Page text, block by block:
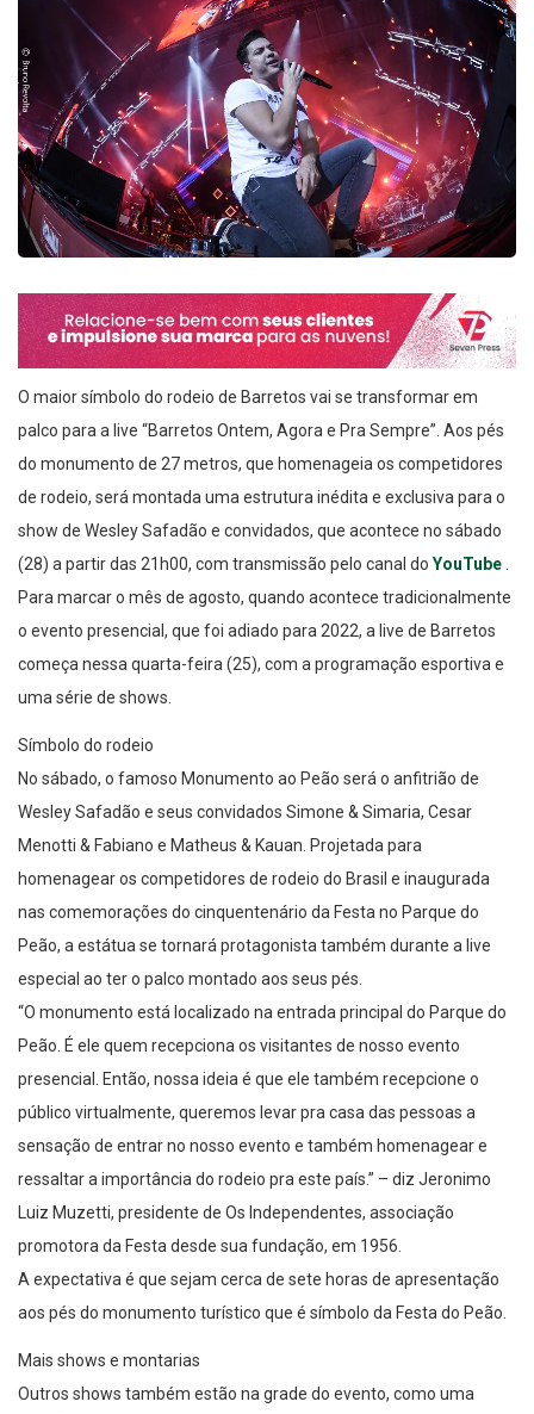
O maior símbolo do rodeio de Barretos vai se transformar em
palco para a live “Barretos Ontem, Agora e Pra Sempre”. Aos pés
do monumento de 27 metros, que homenageia os competidores
de rodeio, será montada uma estrutura inédita e exclusiva para o
show de Wesley Safadão e convidados, que acontece no sábado
(28) a partir das 21h00, com transmissão pelo canal doYouTube
Para marcar o mês de agosto, quando acontece tradicionalmente
o evento presencial, que foi adiado para 2022, a live de Barretos
começa nessa quarta-feira (25), com a programação esportiva e
uma série de shows.
No sábado, o famoso Monumento ao Peão será o anfitrião de
Wesley Safadão e seus convidados Simone & Simaria, Cesar
Menotti & Fabiano e Matheus & Kauan. Projetada para
homenagear os competidores de rodeio do Brasil e inaugurada
nas comemorações do cinquentenário da Festa no Parque do
Peão, a estátua se tornará protagonista também durante a live
especial ao ter o palco montado aos seus pés.
“O monumento está localizado na entrada principal do Parque do
Peão. É ele quem recepciona os visitantes de nosso evento
presencial. Então, nossa ideia é que ele também recepcione o
público virtualmente, queremos levar pra casa das pessoas a
sensação de entrar no nosso evento e também homenagear e
ressaltar a importância do rodeio pra este país.” – diz Jeronimo
Luiz Muzetti, presidente de Os Independentes, associação
promotora da Festa desde sua fundação, em 1956.
A expectativa é que sejam cerca de sete horas de apresentação
aos pés do monumento turístico que é símbolo da Festa do Peão.
Outros shows também estão na grade do evento, como uma
versão intimista do projeto Os Menotti e convidados na sexta-feira